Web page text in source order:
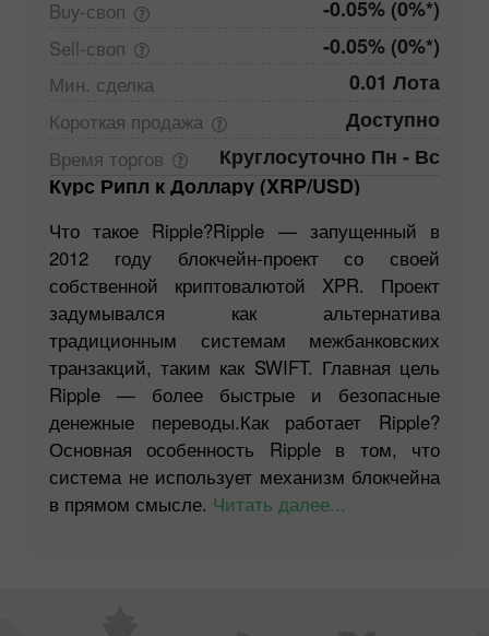
Buy-своп -0.05% (0%*)
Sell-своп -0.05% (0%*)
Мин. сделка 0.01 Лота
Короткая продажа Доступно
Время торгов
Круглосуточно Пн - Вс
Курс Рипл к Доллару (XRP/USD)
Что такое Ripple?Ripple — запущенный в
2012 году блокчейн-проект со своей
собственной криптовалютой XPR. Проект
задумывался как альтернатива
традиционным системам межбанковских
транзакций, таким как SWIFT. Главная цель
Ripple — более быстрые и безопасные
денежные переводы.Как работает Ripple?
Основная особенность Ripple в том, что
система не использует механизм блокчейна
в прямом смысле. Читать далее...